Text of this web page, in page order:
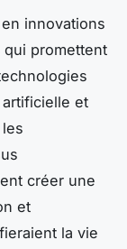
innovations
qui promettent
et
créer une
et
la vie